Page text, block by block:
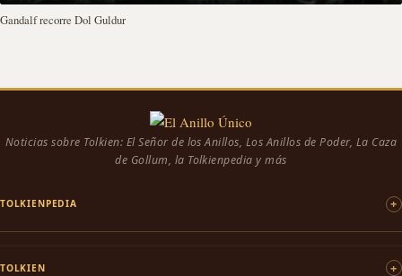
Gandalf recorre Dol Guldur
Noticias sobre Tolkien: El Señor de los Anillos, Los Anillos de Poder, La Caza
de Gollum, la Tolkienpedia y más
TOLKIENPEDIA
TOLKIEN